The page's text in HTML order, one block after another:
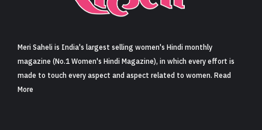
Meri Saheli is India's largest selling women's Hindi monthly
magazine (No.1 Women's Hindi Magazine), in which every effort is
made to touch every aspect and aspect related to women. Read
More